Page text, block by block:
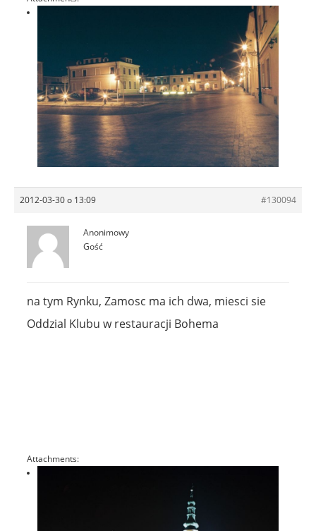
2012-03-30 o 13:09 #130094
Anonimowy
Gość
na tym Rynku, Zamosc ma ich dwa, miesci sie
Oddzial Klubu w restauracji Bohema
Attachments: